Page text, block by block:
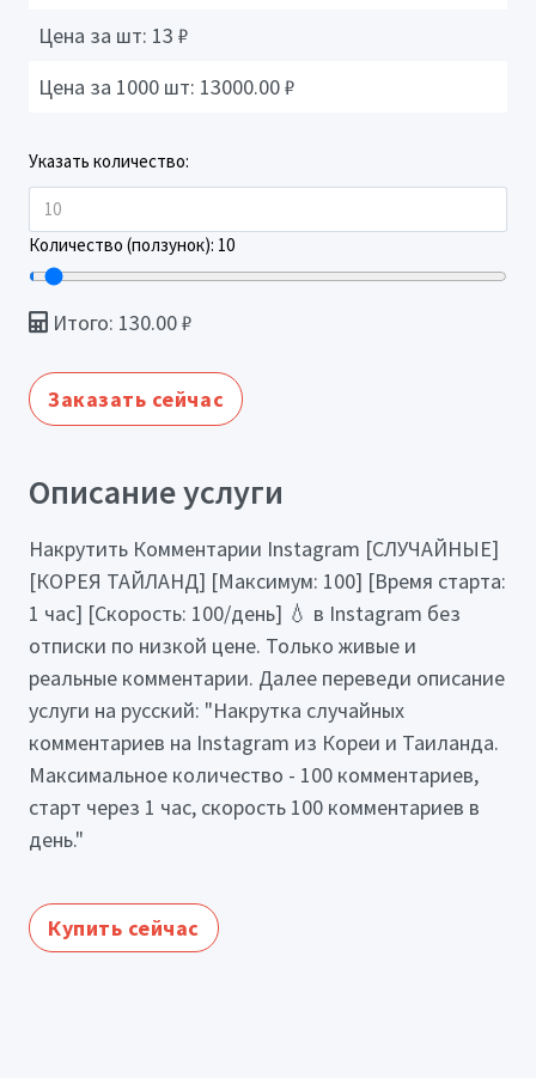
Цена за шт: 13 ₽
Цена за 1000 шт: 13000.00₽
Указать количество:
Количество (ползунок): 10
Итого: 130.00₽
Заказать сейчас
Описание услуги
Накрутить Комментарии Instagram [СЛУЧАЙНЫЕ]
[КОРЕЯ ТАЙЛАНД] [Максимум: 100] [Время старта:
1 час] [Скорость: 100/день] 💧 в Instagram без
отписки по низкой цене. Только живые и
реальные комментарии. Далее переведи описание
услуги на русский: "Накрутка случайных
комментариев на Instagram из Кореи и Таиланда.
Максимальное количество - 100 комментариев,
старт через 1 час, скорость 100 комментариев в
день."
Купить сейчас